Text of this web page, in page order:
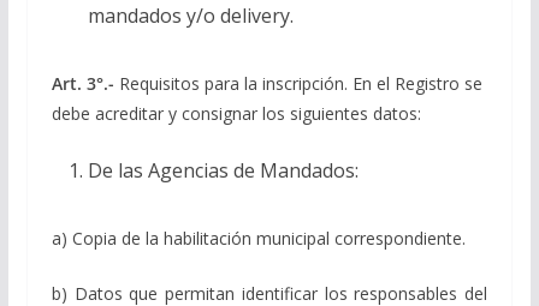
mandados y/o delivery.
Art. 3°.- Requisitos para la inscripción. En el Registro se
debe acreditar y consignar los siguientes datos:
De las Agencias de Mandados:
a) Copia de la habilitación municipal correspondiente.
b) Datos que permitan identificar los responsables del